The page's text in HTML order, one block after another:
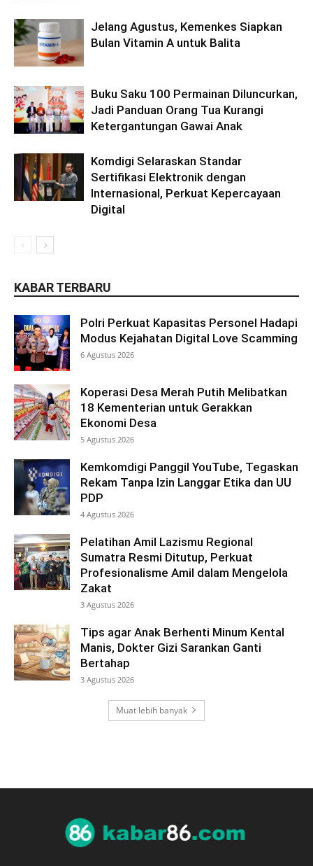
Jelang Agustus, Kemenkes Siapkan
Bulan Vitamin A untuk Balita
Buku Saku 100 Permainan Diluncurkan,
Jadi Panduan Orang Tua Kurangi
Ketergantungan Gawai Anak
Komdigi Selaraskan Standar
Sertifikasi Elektronik dengan
Internasional, Perkuat Kepercayaan
Digital
KABAR TERBARU
Polri Perkuat Kapasitas Personel Hadapi
Modus Kejahatan Digital Love Scamming
6 Agustus 2026
Koperasi Desa Merah Putih Melibatkan
18 Kementerian untuk Gerakkan
Ekonomi Desa
5 Agustus 2026
Kemkomdigi Panggil YouTube, Tegaskan
Rekam Tanpa Izin Langgar Etika dan UU
PDP
4 Agustus 2026
Pelatihan Amil Lazismu Regional
Sumatra Resmi Ditutup, Perkuat
Profesionalisme Amil dalam Mengelola
Zakat
3 Agustus 2026
Tips agar Anak Berhenti Minum Kental
Manis, Dokter Gizi Sarankan Ganti
Bertahap
3 Agustus 2026
Muat lebih banyak